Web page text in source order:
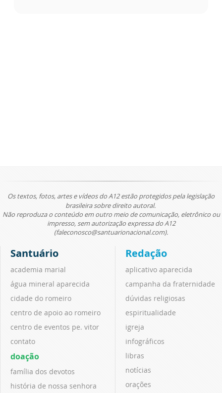
Os textos, fotos, artes e vídeos do A12 estão protegidos pela legislação
brasileira sobre direito autoral.
Não reproduza o conteúdo em outro meio de comunicação, eletrônico ou
impresso, sem autorização expressa do A12
(faleconosco@santuarionacional.com).
Santuário
academia marial
água mineral aparecida
cidade do romeiro
centro de apoio ao romeiro
centro de eventos pe. vitor
contato
doação
família dos devotos
história de nossa senhora
Redação
aplicativo aparecida
campanha da fraternidade
dúvidas religiosas
espiritualidade
igreja
infográficos
libras
notícias
orações